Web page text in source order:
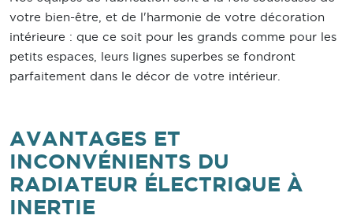
votre bien-être, et de l'harmonie de votre décoration
intérieure : que ce soit pour les grands comme pour les
petits espaces, leurs lignes superbes se fondront
parfaitement dans le décor de votre intérieur.
AVANTAGES ET
INCONVÉNIENTS DU
RADIATEUR ÉLECTRIQUE À
INERTIE